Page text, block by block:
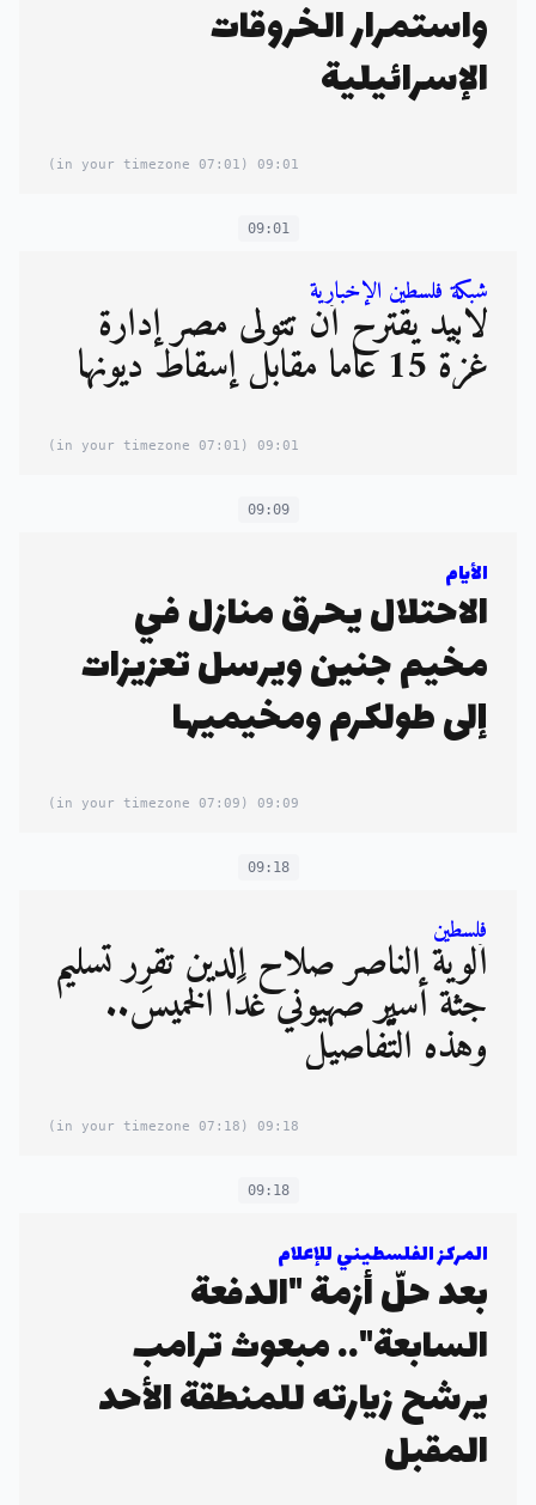
واستمرار الخروقات
الإسرائيلية
09:01
(07:01 in your timezone)
09:01
شبكة فلسطين الإخبارية
لابيد يقترح أن تتولى مصر إدارة
غزة 15 عاما مقابل إسقاط ديونها
09:01
(07:01 in your timezone)
09:09
الأيام
الاحتلال يحرق منازل في
مخيم جنين ويرسل تعزيزات
إلى طولكرم ومخيميها
09:09
(07:09 in your timezone)
09:18
فلسطين ألوية النَّاصر صلاح الدين تقرِّر تسليم
جثة أسير صهيوني غدًا الخميس..
وهذه التَّفاصيل
09:18
(07:18 in your timezone)
09:18
المركز الفلسطيني للإعلام
بعد حلّ أزمة "الدفعة
السابعة".. مبعوث ترامب
يرشح زيارته للمنطقة الأحد
المقبل